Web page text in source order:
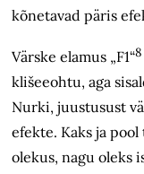
kõnetavad päris
Värske elamus „F1“8
klišeeohtu, aga
Nurki, juustusust
efekte. Kaks ja
olekus, nagu oleks